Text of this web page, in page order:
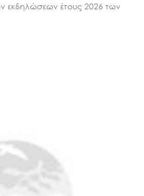
δράσης
Έργα
εκδηλώσεων έτους 2026 των